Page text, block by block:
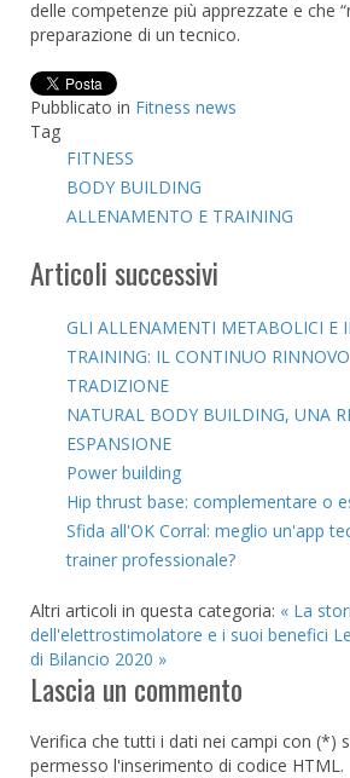
delle competenze più apprezzate e che
preparazione di un tecnico.
Pubblicato in Fitness news
Tag
FITNESS
BODY BUILDING
ALLENAMENTO E TRAINING
Articoli successivi
GLI ALLENAMENTI METABOLICI E
TRAINING: IL CONTINUO
TRADIZIONE
NATURAL BODY BUILDING, UNA
ESPANSIONE
Power building
Hip thrust base: complementare o
Sfida all'OK Corral: meglio un'app
trainer professionale?
Altri articoli in questa categoria: « La
dell'elettrostimolatore e i suoi benefici
di Bilancio 2020 »
Lascia un commento
Verifica che tutti i dati nei campi con (*)
permesso l'inserimento di codice HTML.